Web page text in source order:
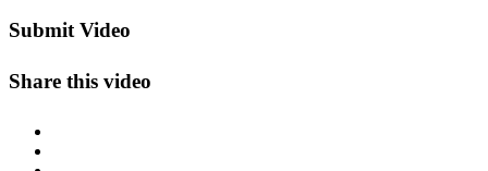
Submit Video
Share this video